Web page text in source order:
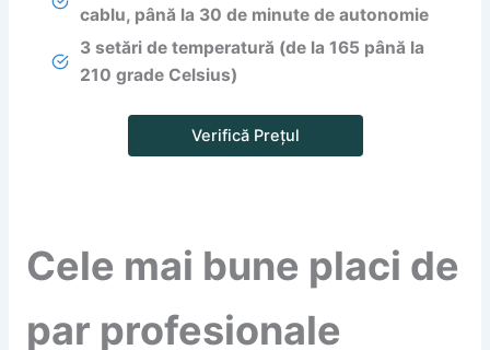
cablu, până la 30 de minute de autonomie
3 setări de temperatură (de la 165 până la
210 grade Celsius)
Verifică Prețul
Cele mai bune placi de
par profesionale